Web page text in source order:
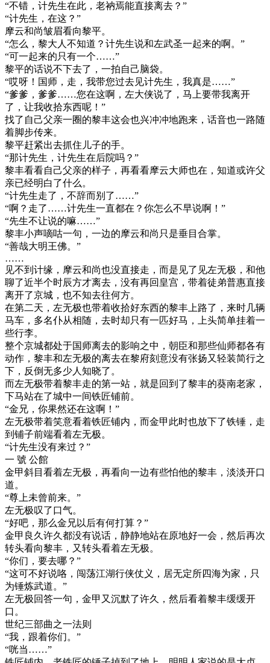
“不错，计先生在此，老衲焉能直接离去？”
“计先生，在这？”
摩云和尚皱眉看向黎平。
“怎么，黎大人不知道？计先生说和左武圣一起来的啊。”
“可一起来的只有一个……”
黎平的话说不下去了，一拍自己脑袋。
“哎呀！国师，走，我带您过去见计先生，我真是……”
“爹爹，爹爹……您在这啊，左大侠说了，马上要带我离开
了，让我收拾东西呢！”
找了自己父亲一圈的黎丰这会也兴冲冲地跑来，话音也一路随
着脚步传来。
黎平赶紧出去抓住儿子的手。
“那计先生，计先生在后院吗？”
黎丰看看自己父亲的样子，再看看摩云大师也在，知道或许父
亲已经明白了什么。
“计先生走了，不辞而别了……”
“啊？走了……计先生一直都在？你怎么不早说啊！”
“先生不让说的嘛……”
黎丰小声嘀咕一句，一边的摩云和尚只是垂目合掌。
“善哉大明王佛。”
……
见不到计缘，摩云和尚也没直接走，而是见了见左无极，和他
聊了近半个时辰方才离去，没有再回皇宫，带着徒弟普惠直接
离开了京城，也不知去往何方。
在第二天，左无极也带着收拾好东西的黎丰上路了，来时几辆
马车，多名仆从相随，去时却只有一匹好马，上头简单挂着一
些行李。
整个京城都处于国师离去的影响之中，朝臣和那些仙师都各有
动作，黎丰和左无极的离去在黎府刻意没有张扬又轻装简行之
下，反倒无多少人知晓了。
而左无极带着黎丰走的第一站，就是回到了黎丰的葵南老家，
下马站在了城中一间铁匠铺前。
“金兄，你果然还在这啊！”
左无极带着笑意看着铁匠铺内，而金甲此时也放下了铁锤，走
到铺子前端看着左无极。
“计先生没有来过？”
一 號 公館
金甲斜目看着左无极，再看向一边有些怕他的黎丰，淡淡开口
道。
“尊上未曾前来。”
左无极叹了口气。
“好吧，那么金兄以后有何打算？”
金甲良久许久都没有说话，静静地站在原地好一会，然后再次
转头看向黎丰，又转头看着左无极。
“你们，要去哪？”
“这可不好说咯，闯荡江湖行侠仗义，居无定所四海为家，只
为锤炼武道。”
左无极回答一句，金甲又沉默了许久，然后看着黎丰缓缓开
口。
世纪三部曲之一法则
“我，跟着你们。”
“咣当……”